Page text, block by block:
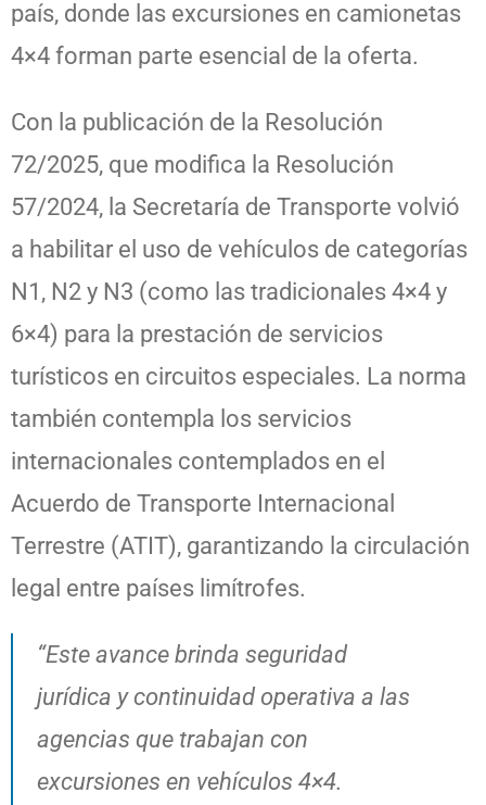
país, donde las excursiones en camionetas
4×4 forman parte esencial de la oferta.
Con la publicación de la Resolución
72/2025, que modifica la Resolución
57/2024, la Secretaría de Transporte volvió
a habilitar el uso de vehículos de categorías
N1, N2 y N3 (como las tradicionales 4×4 y
6×4) para la prestación de servicios
turísticos en circuitos especiales. La norma
también contempla los servicios
internacionales contemplados en el
Acuerdo de Transporte Internacional
Terrestre (ATIT), garantizando la circulación
legal entre países limítrofes.
“Este avance brinda seguridad
jurídica y continuidad operativa a las
agencias que trabajan con
excursiones en vehículos 4×4.